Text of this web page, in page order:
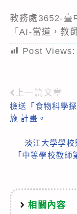
教務處3652-臺
「AI-當道，教
Post Views:
Read
more
上一篇文章
檢送「食物科學
施 計畫。
淡江大學學
「中等學校教
相關內容